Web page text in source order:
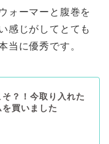
ォーマーと腹巻を
感じがしてとても
当に優秀です。
？！今取り入れた
買いました